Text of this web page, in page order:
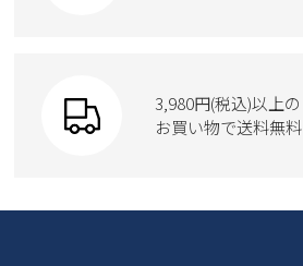
moz
Parade
GAP
new balance
瞬足
3,980円(税込)以上の
お買い物で送料無料